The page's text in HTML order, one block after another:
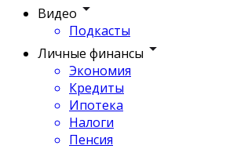
Видео
Подкасты
Личные финансы
Экономия
Кредиты
Ипотека
Налоги
Пенсия